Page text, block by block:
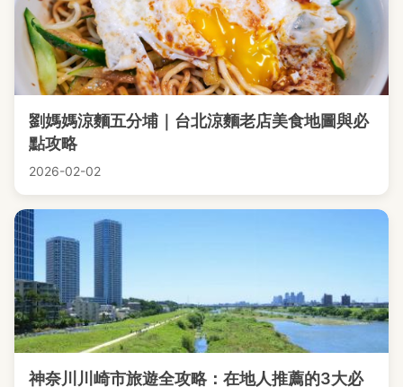
劉媽媽涼麵五分埔｜台北涼麵老店美食地圖與必
點攻略
2026-02-02
神奈川川崎市旅遊全攻略：在地人推薦的3大必